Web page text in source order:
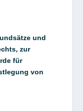
und
zur
für
von